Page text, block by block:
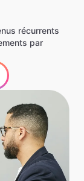
récurrents
par